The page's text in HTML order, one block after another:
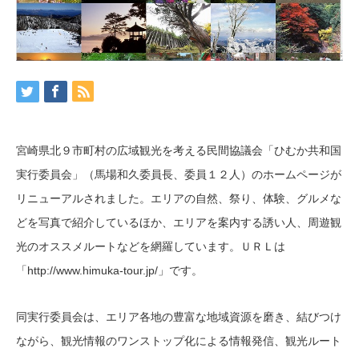
宮崎県北９市町村の広域観光を考える民間協議会「ひむか共和国
実行委員会」（馬場和久委員長、委員１２人）のホームページが
リニューアルされました。エリアの自然、祭り、体験、グルメな
どを写真で紹介しているほか、エリアを案内する誘い人、周遊観
光のオススメルートなどを網羅しています。ＵＲＬは
「http://www.himuka-tour.jp/」です。
同実行委員会は、エリア各地の豊富な地域資源を磨き、結びつけ
ながら、観光情報のワンストップ化による情報発信、観光ルート